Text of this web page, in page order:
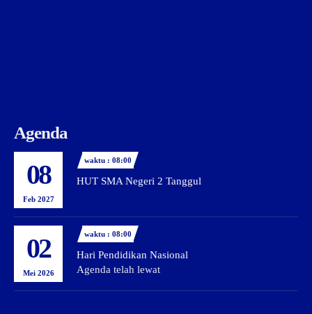
Agenda
08
Feb 2027
waktu : 08:00
HUT SMA Negeri 2 Tanggul
02
Mei 2026
waktu : 08:00
Hari Pendidikan Nasional
Agenda telah lewat